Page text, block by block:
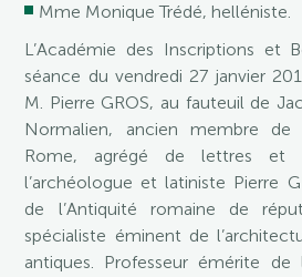
Mme Monique Trédé, helléniste.
L’Académie des Inscriptions et
séance du vendredi 27 janvier
M. Pierre GROS, au fauteuil de
Normalien, ancien membre de
Rome, agrégé de lettres et
l’archéologue et latiniste Pierre
de l’Antiquité romaine de
spécialiste éminent de
antiques. Professeur émérite